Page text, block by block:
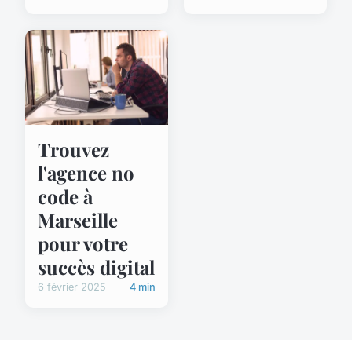
Trouvez
l'agence no
code à
Marseille
pour votre
succès digital
6 février 2025 4 min